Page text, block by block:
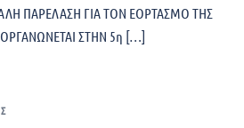
ΠΑΡΕΛΑΣΗ ΓΙΑ ΤΟΝ ΕΟΡΤΑΣΜΟ ΤΗΣ
ΣΤΗΝ 5η […]